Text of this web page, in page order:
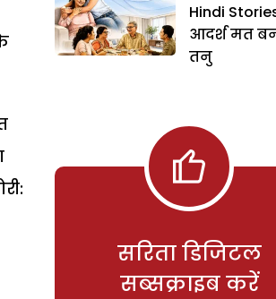
Hindi
आदर्श मत
तनु
सरिता डिजिटल
सब्सक्राइब करें